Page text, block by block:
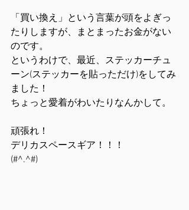
「買い換え」という言葉が頭をよぎっ
たりしますが、まとまったお金がない
のです。
というわけで、最近、ステッカーチュ
ーン(ステッカーを貼っただけ)をしてみ
ました！
ちょっと愛着がわいたりなんかして。
頑張れ！
デリカスペースギア！！！
(#^.^#)